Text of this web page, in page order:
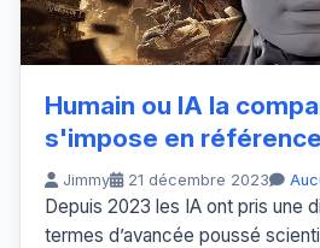
Humain ou IA la
s'impose en
Jimmy 21 décembre 2023
Depuis 2023 les IA ont pris une
termes d’avancée poussé